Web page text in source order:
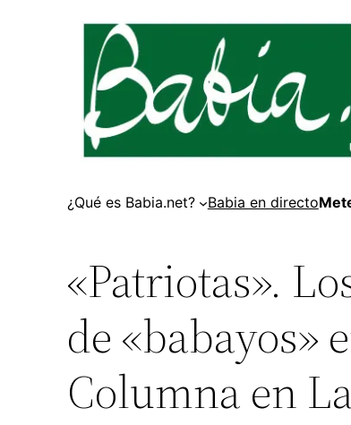
¿Qué es Babia.net? Babia en directo
«Patriotas».
de «babayos»
Columna en